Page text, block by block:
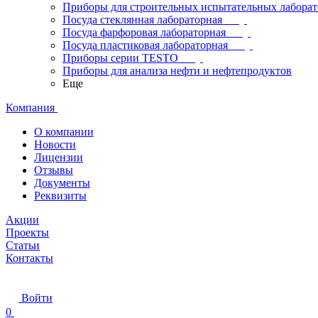
Приборы для строительных испытательных
Посуда стеклянная лабораторная
Посуда фарфоровая лабораторная
Посуда пластиковая лабораторная
Приборы серии TESTO
Приборы для анализа нефти и нефтепродуктов
Еще
Компания
О компании
Новости
Лицензии
Отзывы
Документы
Реквизиты
Акции
Проекты
Статьи
Контакты
Войти
0